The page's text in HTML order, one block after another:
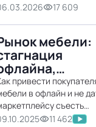
17 609
мебели:
по
привести
в офлайн и не
съесть
11 462